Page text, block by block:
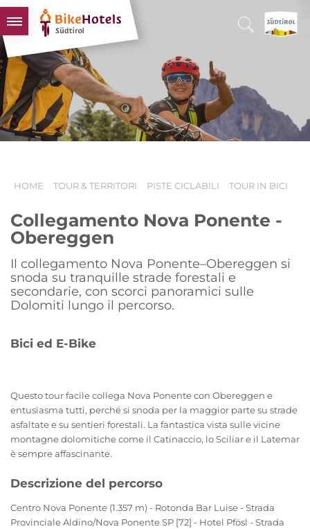
BIKEHOTELS
HOTELS & PACCHETTI
TOUR & TERRITORI
L'ALTO ADIGE & NOI
HOME TOUR & TERRITORI PISTE CICLABILI TOUR IN BICI
Collegamento Nova Ponente -
Obereggen
Il collegamento Nova Ponente–Obereggen si
snoda su tranquille strade forestali e
secondarie, con scorci panoramici sulle
Dolomiti lungo il percorso.
Bici ed E-Bike
Questo tour facile collega Nova Ponente con Obereggen e
entusiasma tutti, perché si snoda per la maggior parte su strade
asfaltate e su sentieri forestali. La fantastica vista sulle vicine
montagne dolomitiche come il Catinaccio, lo Sciliar e il Latemar
è sempre affascinante.
Descrizione del percorso
Centro Nova Ponente (1.357 m) - Rotonda Bar Luise - Strada
Provinciale Aldino/Nova Ponente SP [72] - Hotel Pfösl - Strada